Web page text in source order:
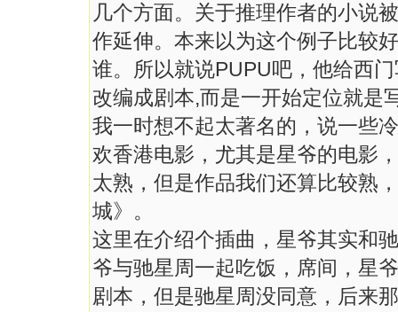
几个方面。关于推理作者的小说
作延伸。本来以为这个例子比较
谁。所以就说PUPU吧，他给西
改编成剧本,而是一开始定位就是
我一时想不起太著名的，说一些
欢香港电影，尤其是星爷的电影
太熟，但是作品我们还算比较熟
城》。
这里在介绍个插曲，星爷其实和
爷与驰星周一起吃饭，席间，星
剧本，但是驰星周没同意，后来